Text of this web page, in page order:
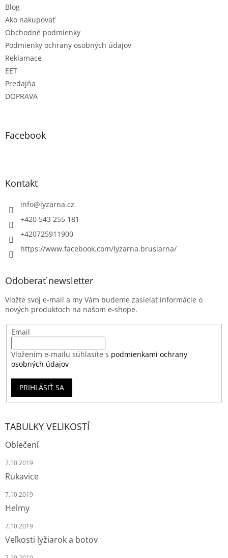
Blog
Ako nakupovať
Obchodné podmienky
Podmienky ochrany osobných údajov
Reklamace
EET
Predajňa
DOPRAVA
Facebook
Kontakt
info@lyzarna.cz
+420 543 255 181
+420725911900
https://www.facebook.com/lyzarna.bruslarna/
Odoberať newsletter
Vložte svoj e-mail a my Vám budeme zasielať informácie o
nových produktoch na našom e-shope.
Email
Vložením e-mailu súhlasíte s podmienkami ochrany
osobných údajov
PRIHLÁSIŤ SA
TABULKY VELIKOSTÍ
Oblečení
7.10.2019
Rukavice
7.10.2019
Helmy
7.10.2019
Veľkosti lyžiarok a botov